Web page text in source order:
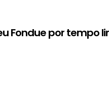
Fondue por tempo